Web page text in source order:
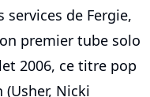
de Fergie,
premier tube solo
2006, ce titre pop
Nicki